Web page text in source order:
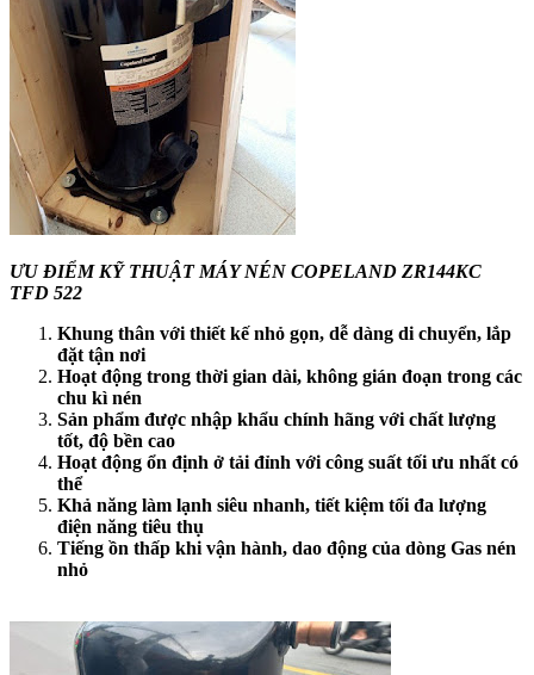
ƯU ĐIỂM KỸ THUẬT MÁY NÉN COPELAND ZR144KC
TFD 522
Khung thân với thiết kế nhỏ gọn, dễ dàng di chuyển, lắp
đặt tận nơi
Hoạt động trong thời gian dài, không gián đoạn trong các
chu kì nén
Sản phẩm được nhập khẩu chính hãng với chất lượng
tốt, độ bền cao
Hoạt động ổn định ở tải đỉnh với công suất tối ưu nhất có
thể
Khả năng làm lạnh siêu nhanh, tiết kiệm tối đa lượng
điện năng tiêu thụ
Tiếng ồn thấp khi vận hành, dao động của dòng Gas nén
nhỏ